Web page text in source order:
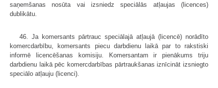
saņemšanas nosūta vai izsniedz speciālās atļaujas (licences)
dublikātu.
46. Ja komersants pārtrauc speciālajā atļaujā (licencē) norādīto
komercdarbību, komersants piecu darbdienu laikā par to rakstiski
informē licencēšanas komisiju. Komersantam ir pienākums triju
darbdienu laikā pēc komercdarbības pārtraukšanas iznīcināt izsniegto
speciālo atļauju (licenci).